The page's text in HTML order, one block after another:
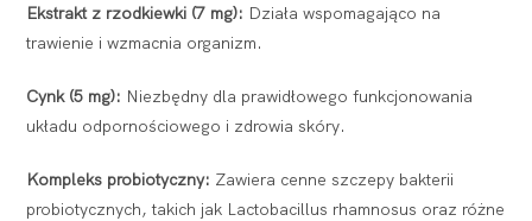
Ekstrakt z rzodkiewki (7 mg): Działa wspomagająco na
trawienie i wzmacnia organizm.
Cynk (5 mg): Niezbędny dla prawidłowego funkcjonowania
układu odpornościowego i zdrowia skóry.
Kompleks probiotyczny: Zawiera cenne szczepy bakterii
probiotycznych, takich jak Lactobacillus rhamnosus oraz różne